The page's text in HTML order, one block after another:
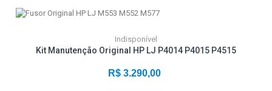
Indisponível
Kit Manutenção Original HP LJ P4014 P4015 P4515
R$ 3.290,00